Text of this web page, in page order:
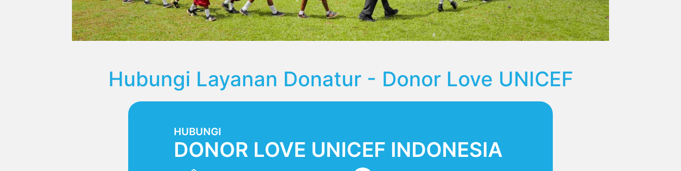
Hubungi Layanan Donatur - Donor Love UNICEF
HUBUNGI
DONOR LOVE UNICEF INDONESIA